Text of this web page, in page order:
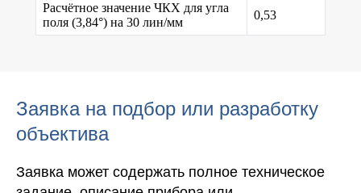
Расчётное значение ЧКХ для угла
поля (3,84°) на 30 лин/мм
0,53
Заявка на подбор или разработку
объектива
Заявка может содержать полное техническое